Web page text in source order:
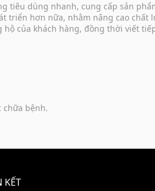
tiêu dùng nhanh, cung cấp sản
hơn nữa, nhằm nâng cao chất
của khách hàng, đồng thời viết
chữa bệnh.
KẾT